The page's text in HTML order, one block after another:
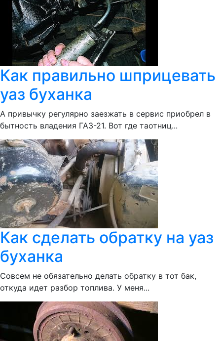
Как правильно шприцевать
уаз буханка
А привычку регулярно заезжать в сервис приобрел в
бытность владения ГАЗ-21. Вот где таотниц...
Как сделать обратку на уаз
буханка
Совсем не обязательно делать обратку в тот бак,
откуда идет разбор топлива. У меня...